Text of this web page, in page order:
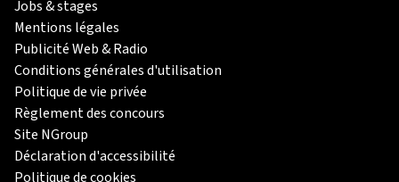
Jobs & stages
Mentions légales
Publicité Web & Radio
Conditions générales d'utilisation
Politique de vie privée
Règlement des concours
Site NGroup
Déclaration d'accessibilité
Politique de cookies